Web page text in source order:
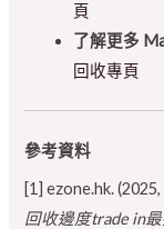
頁
了解更多
回收專頁
參考資料
[1] ezone.hk.
回收邊度trade in